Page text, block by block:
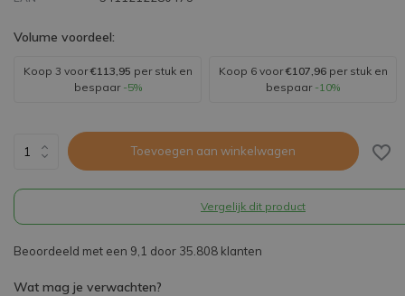
Volume voordeel:
Koop 3 voor€113,95 per stuk en
bespaar -5%
Koop 6 voor€107,96per stuk en
bespaar -10%
Toevoegen aan winkelwagen
Vergelijk dit product
Beoordeeld met een 9,1 door 35.808 klanten
Wat mag je verwachten?